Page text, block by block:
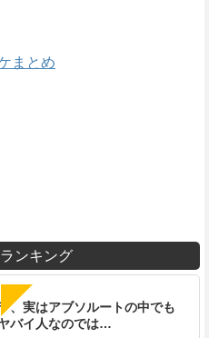
まとめ
ンキング
、実はアブソルートの中でも
バイ人なのでは…